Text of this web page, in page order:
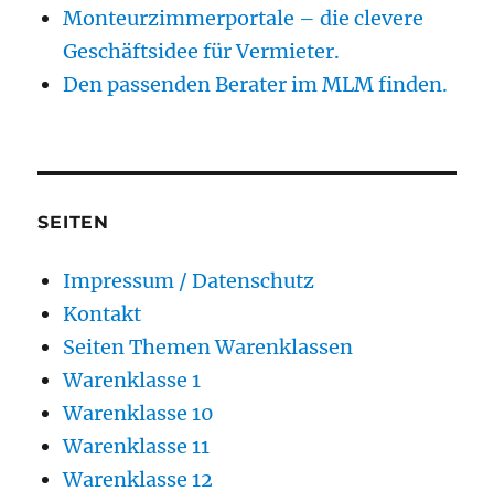
Monteurzimmerportale – die clevere
Geschäftsidee für Vermieter.
Den passenden Berater im MLM finden.
SEITEN
Impressum / Datenschutz
Kontakt
Seiten Themen Warenklassen
Warenklasse 1
Warenklasse 10
Warenklasse 11
Warenklasse 12